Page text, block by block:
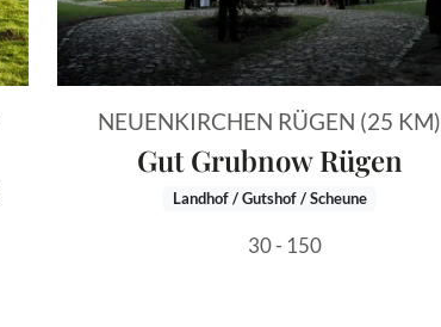
NEUENKIRCHEN RÜGEN (25 KM)
Gut Grubnow Rügen
Landhof / Gutshof / Scheune
30 - 150